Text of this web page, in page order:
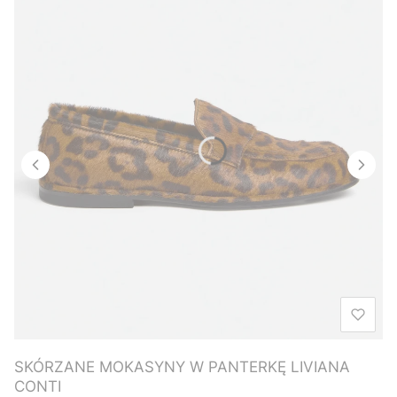
SKÓRZANE MOKASYNY W PANTERKĘ LIVIANA
CONTI